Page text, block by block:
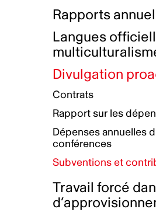
Initiatives
Plan de réconciliation
Groupe de travail
Principes
harcèlement
Plan d’action
Plan d'équité,
d'inclusion et
Boîte à outils pour le
Collecte de données
Plan
Rémunération et
Prix et
Nos valeurs
Rapports
Langues
Divulgation
Contrats
Rapport sur les
Dépenses annuelles
conférences
Subventions et
Travail forcé